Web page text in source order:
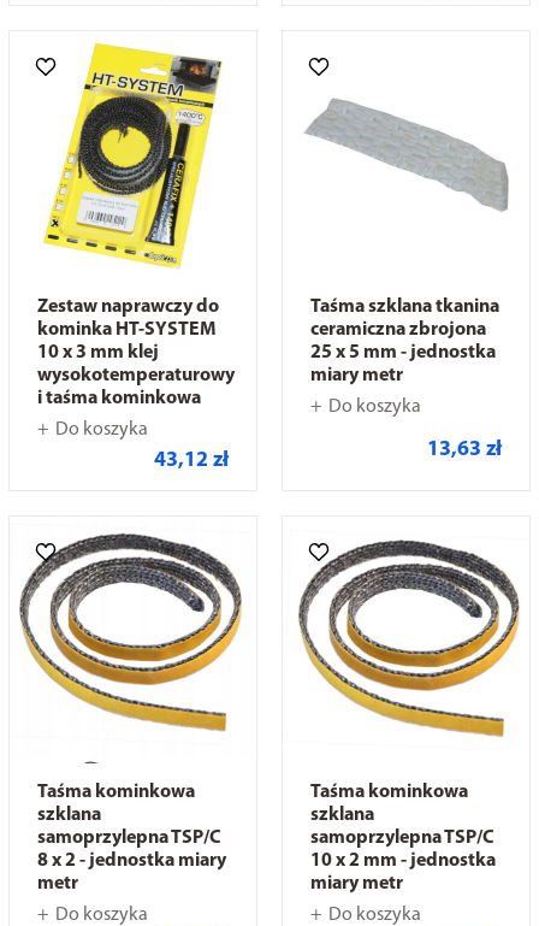
Zestaw naprawczy do
kominka HT-SYSTEM
10 x 3 mm klej
wysokotemperaturowy
i taśma kominkowa
Do koszyka
43,12 zł
Taśma szklana tkanina
ceramiczna zbrojona
25 x 5 mm - jednostka
miary metr
Do koszyka
13,63 zł
Taśma kominkowa
szklana
samoprzylepna TSP/C
8 x 2 - jednostka miary
metr
Do koszyka
Taśma kominkowa
szklana
samoprzylepna TSP/C
10 x 2 mm - jednostka
miary metr
Do koszyka